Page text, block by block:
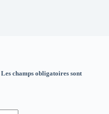
Les champs obligatoires sont